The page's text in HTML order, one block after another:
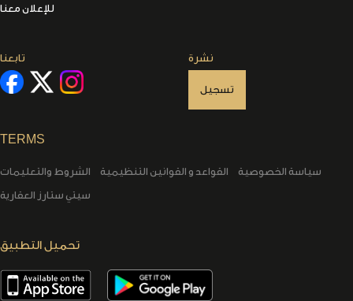
للإعلان معنا
تابعنا نشرة
تسجيل
TERMS
الشروط والتعليمات القواعد و القوانين التنظيمية
سياسة الخصوصية
سيتي ستارز العقارية
تحميل التطبيق